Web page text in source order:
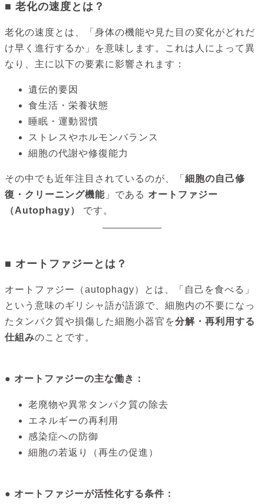
■ 老化の速度とは？
老化の速度とは、「身体の機能や見た目の変化がどれだ
け早く進行するか」を意味します。これは人によって異
なり、主に以下の要素に影響されます：
遺伝的要因
食生活・栄養状態
睡眠・運動習慣
ストレスやホルモンバランス
細胞の代謝や修復能力
その中でも近年注目されているのが、「 細胞の自己修
復・クリーニング機能 」である オートファジー
（Autophagy）
です。
■ オートファジーとは？
オートファジー（autophagy）とは、「自己を食べる」
という意味のギリシャ語が語源で、細胞内の不要になっ
たタンパク質や損傷した細胞小器官を分解・再利用する
仕組みのことです。
● オートファジーの主な働き：
老廃物や異常タンパク質の除去
エネルギーの再利用
感染症への防御
細胞の若返り（再生の促進）
● オートファジーが活性化する条件：